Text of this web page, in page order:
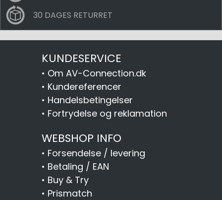
30 DAGES RETURRET
KUNDESERVICE
• Om AV-Connection.dk
• Kundereferencer
• Handelsbetingelser
• Fortrydelse og reklamation
WEBSHOP INFO
• Forsendelse / levering
• Betaling / EAN
• Buy & Try
• Prismatch